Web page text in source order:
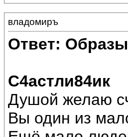
владомиръ
Ответ:
С4астли84ик
Душой желаю
Вы один из